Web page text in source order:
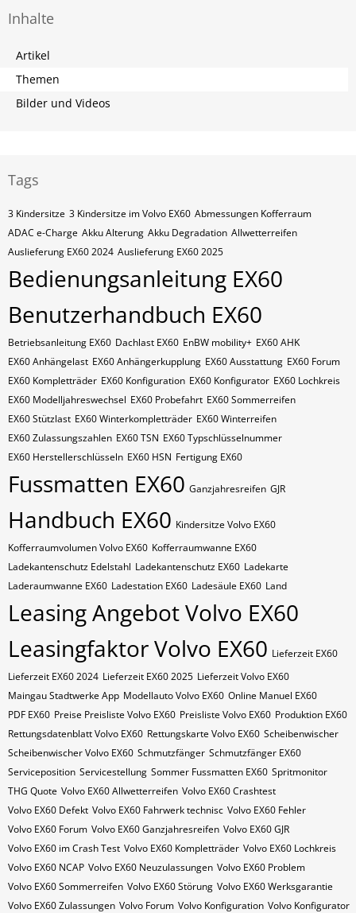
Inhalte
Artikel
Themen
Bilder und Videos
Tags
3 Kindersitze 3 Kindersitze im Volvo EX60 Abmessungen Kofferraum
ADAC e-Charge Akku Alterung Akku Degradation Allwetterreifen
Auslieferung EX60 2024 Auslieferung EX60 2025
Bedienungsanleitung EX60
Benutzerhandbuch EX60
Betriebsanleitung EX60 Dachlast EX60 EnBW mobility+ EX60 AHK
EX60 Anhängelast EX60 Anhängerkupplung EX60 Ausstattung EX60 Forum
EX60 Kompletträder EX60 Konfiguration EX60 Konfigurator EX60 Lochkreis
EX60 Modelljahreswechsel EX60 Probefahrt EX60 Sommerreifen
EX60 Stützlast EX60 Winterkompletträder EX60 Winterreifen
EX60 Zulassungszahlen EX60​​​​ TSN EX60​​​​ Typschlüsselnummer
EX60​​​​​ Herstellerschlüsseln EX60​​​​​ HSN Fertigung EX60
Fussmatten EX60 Ganzjahresreifen GJR
Handbuch EX60 Kindersitze Volvo EX60
Kofferraumvolumen Volvo EX60 Kofferraumwanne EX60
Ladekantenschutz Edelstahl Ladekantenschutz EX60 Ladekarte
Laderaumwanne EX60 Ladestation EX60 Ladesäule EX60 Land
Leasing Angebot Volvo EX60
Leasingfaktor Volvo EX60 Lieferzeit EX60
Lieferzeit EX60 2024 Lieferzeit EX60 2025 Lieferzeit Volvo EX60
Maingau Stadtwerke App Modellauto Volvo EX60 Online Manuel EX60
PDF EX60 Preise Preisliste Volvo EX60 Preisliste Volvo EX60 Produktion EX60
Rettungsdatenblatt Volvo EX60 Rettungskarte Volvo EX60 Scheibenwischer
Scheibenwischer Volvo​ EX60 Schmutzfänger Schmutzfänger EX60
Serviceposition Servicestellung Sommer Fussmatten EX60 Spritmonitor
THG Quote Volvo EX60 Allwetterreifen Volvo EX60 Crashtest
Volvo EX60 Defekt Volvo EX60 Fahrwerk technisc Volvo EX60 Fehler
Volvo EX60 Forum Volvo EX60 Ganzjahresreifen Volvo EX60 GJR
Volvo EX60 im Crash Test Volvo EX60 Kompletträder Volvo EX60 Lochkreis
Volvo EX60 NCAP Volvo EX60 Neuzulassungen Volvo EX60 Problem
Volvo EX60 Sommerreifen Volvo EX60 Störung Volvo EX60 Werksgarantie
Volvo EX60 Zulassungen Volvo Forum Volvo Konfiguration Volvo Konfigurator